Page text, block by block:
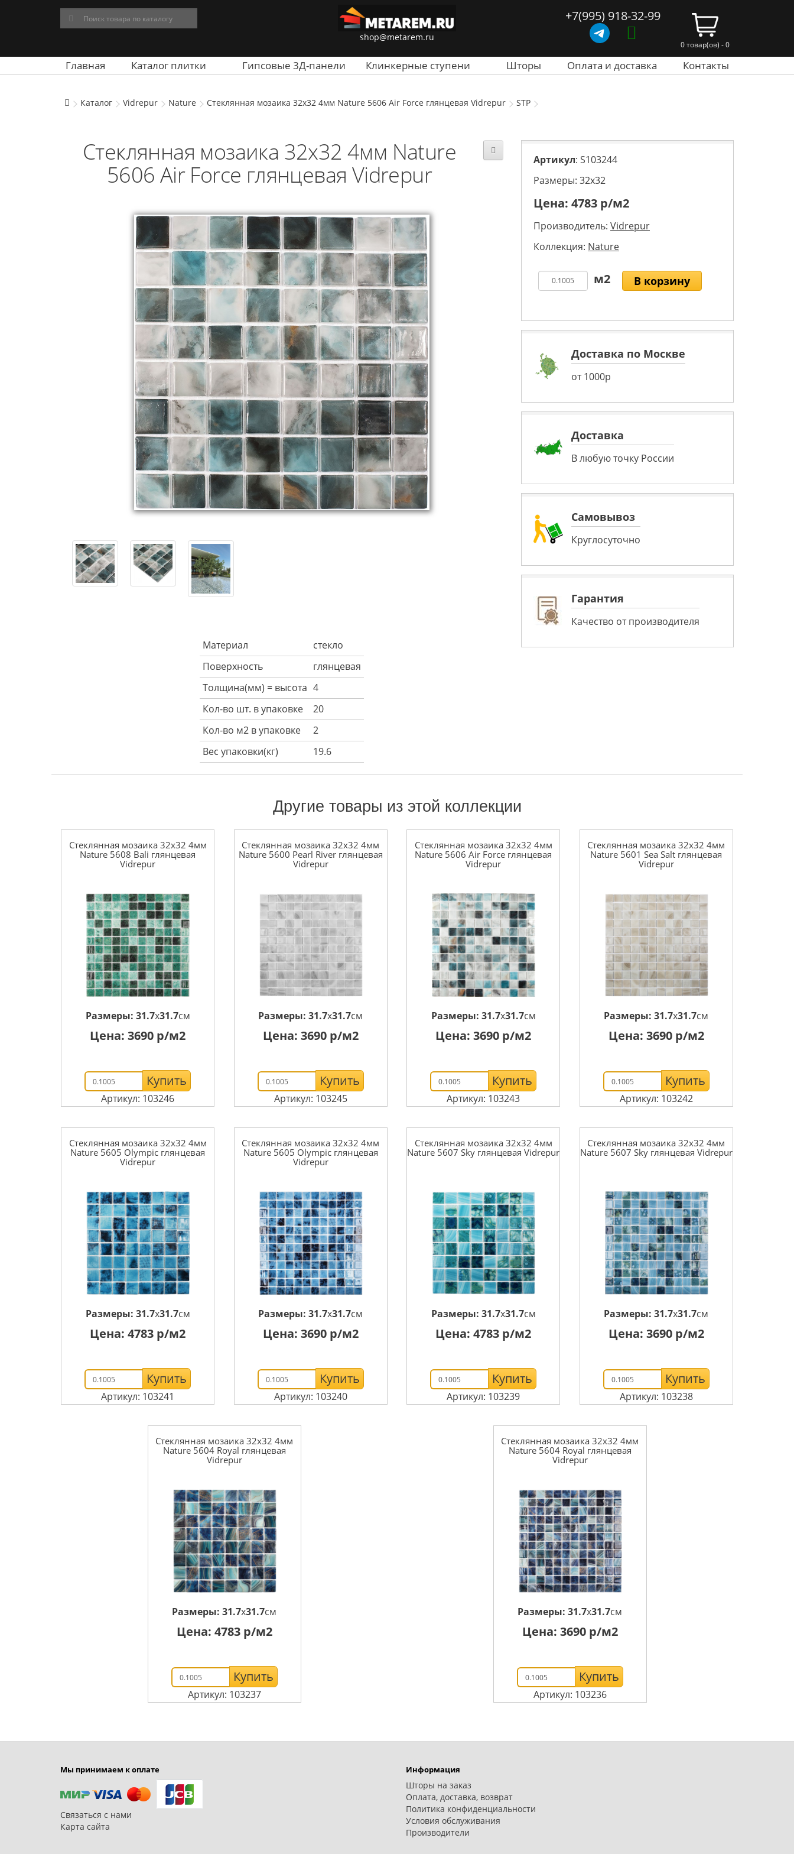
shop@metarem.ru
+7(995) 918-32-99
0 товар(ов) - 0
Главная Каталог плитки Гипсовые 3Д-панели Клинкерные ступени Шторы Оплата и доставка Контакты
Каталог Vidrepur Nature Стеклянная мозаика 32x32 4мм Nature 5606 Air Force глянцевая Vidrepur STP
Стеклянная мозаика 32x32 4мм Nature
5606 Air Force глянцевая Vidrepur
Материал
стекло
Поверхность
глянцевая
Толщина(мм) = высота 4
Кол-во шт. в упаковке
20
Кол-во м2 в упаковке
2
Вес упаковки(кг)
19.6
Артикул: S103244
Размеры: 32х32
Цена: 4783 р/м2
Производитель: Vidrepur
Коллекция: Nature
В корзину
Доставка по Москве
от 1000р
Доставка
В любую точку России
Самовывоз
Круглосуточно
Гарантия
Качество от производителя
Другие товары из этой коллекции
Стеклянная мозаика 32x32 4мм
Nature 5608 Bali глянцевая
Vidrepur
Размеры: 31.7x31.7см
Цена:3690 р/м2
Купить
Артикул: 103246
Стеклянная мозаика 32x32 4мм
Nature 5600 Pearl River глянцевая
Vidrepur
Размеры:31.7x31.7см
Цена: 3690р/м2
Купить
Артикул: 103245
Стеклянная мозаика 32x32 4мм
Nature 5606 Air Force глянцевая
Vidrepur
Размеры: 31.7x31.7см
Цена:3690 р/м2
Купить
Артикул: 103243
Стеклянная мозаика 32x32 4мм
Nature 5601 Sea Salt глянцевая
Vidrepur
Размеры:31.7x31.7см
Цена: 3690р/м2
Купить
Артикул: 103242
Стеклянная мозаика 32x32 4мм
Nature 5605 Olympic глянцевая
Vidrepur
Размеры: 31.7x31.7см
Цена:4783 р/м2
Купить
Артикул: 103241
Стеклянная мозаика 32x32 4мм
Nature 5605 Olympic глянцевая
Vidrepur
Размеры:31.7x31.7см
Цена: 3690р/м2
Купить
Артикул: 103240
Стеклянная мозаика 32x32 4мм
Nature 5607 Sky глянцевая Vidrepur
Размеры: 31.7x31.7см
Цена:4783 р/м2
Купить
Артикул: 103239
Стеклянная мозаика 32x32 4мм
Nature 5607 Sky глянцевая Vidrepur
Размеры:31.7x31.7см
Цена: 3690р/м2
Купить
Артикул: 103238
Стеклянная мозаика 32x32 4мм
Nature 5604 Royal глянцевая
Vidrepur
Размеры: 31.7x31.7см
Цена: 4783р/м2
Купить
Артикул: 103237
Стеклянная мозаика 32x32 4мм
Nature 5604 Royal глянцевая
Vidrepur
Размеры: 31.7x31.7см
Цена: 3690р/м2
Купить
Артикул: 103236
Мы принимаем к оплате
Связаться с нами
Карта сайта
Информация
Шторы на заказ
Оплата, доставка, возврат
Политика конфиденциальности
Условия обслуживания
Производители